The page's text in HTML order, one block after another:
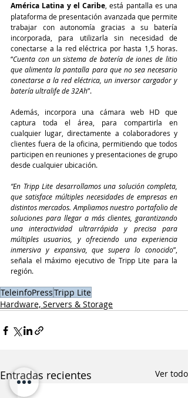
América Latina y el Caribe , está pantalla es una
plataforma de presentación avanzada que permite
trabajar con autonomía gracias a su batería
incorporada, para utilizarla sin necesidad de
conectarse a la red eléctrica por hasta 1,5 horas.
“Cuenta con un sistema de batería de iones de litio
que alimenta la pantalla para que no sea necesario
conectarse a la red eléctrica, un inversor cargador y
batería ultralife de 32Ah”.
Además, incorpora una cámara web HD que
captura toda el área, para compartirla en
cualquier lugar, directamente a colaboradores y
clientes fuera de la oficina, permitiendo que todos
participen en reuniones y presentaciones de grupo
desde cualquier ubicación.
“En Tripp Lite desarrollamos una solución completa,
que satisface múltiples necesidades de empresas en
distintos mercados. Ampliamos nuestro portafolio de
soluciones para llegar a más clientes, garantizando
una interactividad ultrarrápida y precisa para
múltiples usuarios, y ofreciendo una experiencia
inmersiva y expansiva, que supera lo conocido”,
señala el máximo ejecutivo de Tripp Lite para la
región.
TeleinfoPressTripp Lite
Hardware, Servers & Storage
Entradas recientes Ver todo